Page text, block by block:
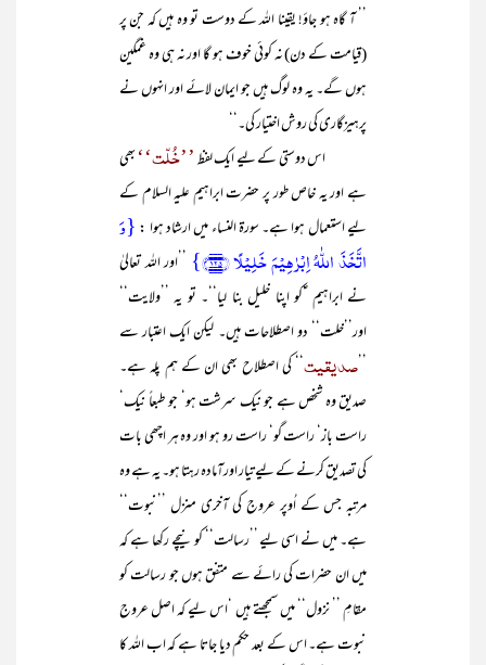
’’ آ گاہ ہو جاؤ! یقینا اللہ کے دوست تو وہ ہیں کہ جن پر
(قیامت کے دن) نہ کوئی خوف ہو گا اور نہ ہی وہ غمگین
ہوں گے۔ یہ وہ لوگ ہیں جو ایمان لائے اور انہوں نے
پرہیزگاری کی روش اختیار کی۔‘‘
اس دوستی کے لیے ایک لفظ’’خُلّت‘‘بھی
ہے اور یہ خاص طور پر حضرت ابراہیم علیہ السلام کے
لیے استعمال ہوا ہے۔ سورۃ النساء میں ارشاد ہوا :{وَ
اتَّخَذَ اللّٰہُ اِبۡرٰہِیۡمَ خَلِیۡلًا ﴿۱۲۵﴾}
’’اور اللہ تعالیٰ
نے ابراہیم ‘ؑکو اپنا خلیل بنا لیا‘‘۔ تو یہ ’’ولایت‘‘
اور’’خلت‘‘ دو اصطلاحات ہیں۔ لیکن ایک اعتبار سے
صدیقیت ‘‘ کی اصطلاح بھی ان کے ہم پلہ ہے۔
صدیق وہ شخص ہے جو نیک سرشت ہو‘ جو طبعاً نیک‘
راست باز‘ راست گو‘ راست رو ہو اور وہ ہر اچھی بات
کی تصدیق کرنے کے لیے تیار اورآمادہ رہتا ہو۔ یہ ہے وہ
مرتبہ جس کے اُوپر عروج کی آخری منزل ’’نبوت‘‘
ہے۔ میں نے اسی لیے ’’رسالت‘‘ کو نیچے رکھا ہے کہ
میں ان حضرات کی رائے سے متفق ہوں جو رسالت کو
مقامِ ’’ نزول‘‘ میں سمجھتے ہیں ‘اس لیے کہ اصل عروج
نبوت ہے۔ اس کے بعد حکم دیا جاتا ہے کہ اب اللہ کا